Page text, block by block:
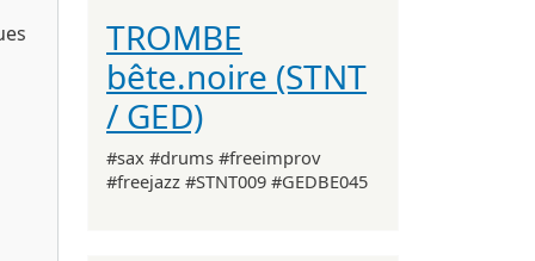
TROMBE
bête.noire (STNT
/ GED)
#sax #drums #freeimprov
#freejazz #STNT009 #GEDBE045